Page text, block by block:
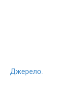
Джерело.